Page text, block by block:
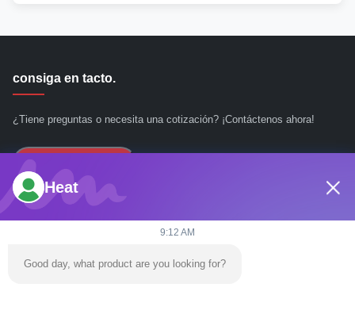
consiga en tacto.
¿Tiene preguntas o necesita una cotización? ¡Contáctenos ahora!
Consultar Ahora
Enlaces rápidos
Heat
9:12 AM
Good day, what product are you looking for?